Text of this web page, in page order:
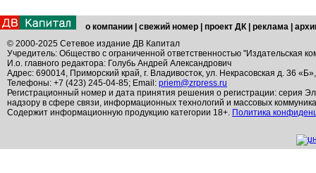
о компании свежий номер проект ДК реклама
© 2000-2025 Сетевое издание ДВ Капитал
Учредитель: Общество с ограниченной ответственностью "Издательская
И.о. главного редактора: Голубь Андрей Александрович
Адрес: 690014, Приморский край, г. Владивосток, ул. Некрасовская д. 36
Телефоны: +7 (423) 245-04-85; Email: priem@zrpress.ru
Регистрационный номер и дата принятия решения о регистрации: серия
надзору в сфере связи, информационных технологий и массовых
Содержит информационную продукцию категории 18+. Политика